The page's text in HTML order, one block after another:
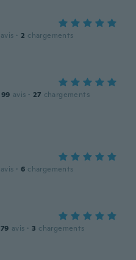
avis · 2 chargements
99 avis · 27 chargements
avis · 6 chargements
79 avis · 3 chargements